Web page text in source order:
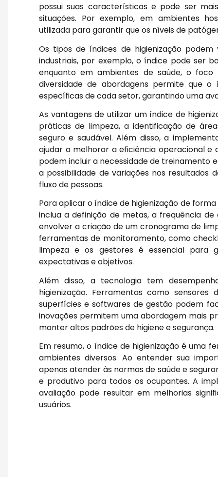
possui suas características e pode ser
situações. Por exemplo, em ambientes
utilizada para garantir que os níveis de
Os tipos de índices de higienização
industriais, por exemplo, o índice pode ser
enquanto em ambientes de saúde, o
diversidade de abordagens permite que o
específicas de cada setor, garantindo uma
As vantagens de utilizar um índice de
práticas de limpeza, a identificação de
seguro e saudável. Além disso, a
ajudar a melhorar a eficiência operacional e
podem incluir a necessidade de treinamento
a possibilidade de variações nos resultados
fluxo de pessoas.
Para aplicar o índice de higienização de
inclua a definição de metas, a frequência
envolver a criação de um cronograma de
ferramentas de monitoramento, como
limpeza e os gestores é essencial para
expectativas e objetivos.
Além disso, a tecnologia tem
higienização. Ferramentas como
superfícies e softwares de gestão podem
inovações permitem uma abordagem mais
manter altos padrões de higiene e segurança.
Em resumo, o índice de higienização é uma
ambientes diversos. Ao entender sua
apenas atender às normas de saúde e
e produtivo para todos os ocupantes. A
avaliação pode resultar em melhorias
usuários.